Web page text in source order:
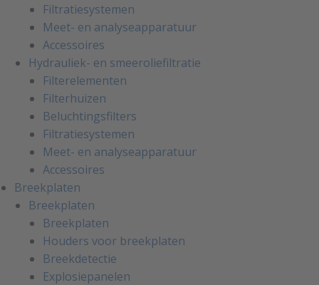
Filtratiesystemen
Meet- en analyseapparatuur
Accessoires
Hydrauliek- en smeeroliefiltratie
Filterelementen
Filterhuizen
Beluchtingsfilters
Filtratiesystemen
Meet- en analyseapparatuur
Accessoires
Breekplaten
Breekplaten
Breekplaten
Houders voor breekplaten
Breekdetectie
Explosiepanelen